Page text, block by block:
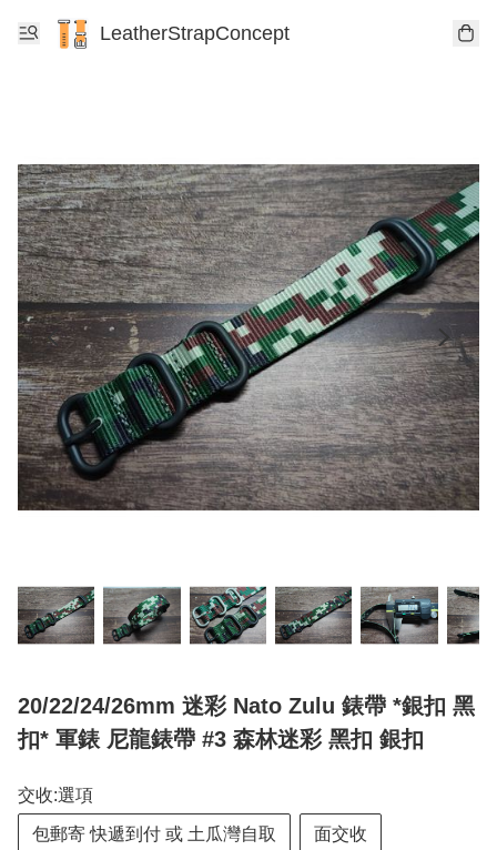
LeatherStrapConcept
20/22/24/26mm 迷彩 Nato Zulu 錶帶 *銀扣 黑
扣* 軍錶 尼龍錶帶 #3 森林迷彩 黑扣 銀扣
交收:選項
包郵寄 快遞到付 或 土瓜灣自取 面交收